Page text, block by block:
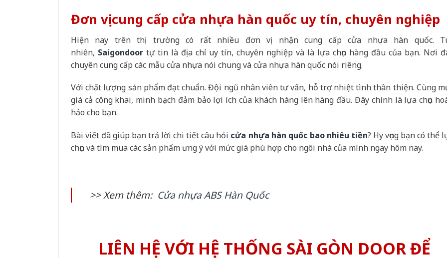
Đơn vị cung cấp cửa nhựa hàn quốc uy tín, chuyên nghiệp
Hiện nay trên thị trường có rất nhiều đơn vị nhận cung cấp cửa nhựa hàn quốc.
nhiên, Saigondoor tự tin là địa chỉ uy tín, chuyên nghiệp và là lựa chọn hàng đầu của bạn. Nơi
chuyên cung cấp các mẫu cửa nhựa nói chung và cửa nhựa hàn quốc nói riêng.
Với chất lượng sản phẩm đạt chuẩn. Đội ngũ nhân viên tư vấn, hỗ trợ nhiệt tình thân thiện. Cùng
giá cả công khai, minh bạch đảm bảo lợi ích của khách hàng lên hàng đầu. Đây chính là lựa chọn
hảo cho bạn.
Bài viết đã giúp bạn trả lời chi tiết câu hỏi cửa nhựa hàn quốc bao nhiêu tiền? Hy vọng bạn có thể
chọn và tìm mua các sản phẩm ưng ý với mức giá phù hợp cho ngôi nhà của mình ngay hôm nay.
>> Xem thêm: Cửa nhựa ABS Hàn Quốc
LIÊN HỆ VỚI HỆ THỐNG SÀI GÒN DOOR ĐỂ